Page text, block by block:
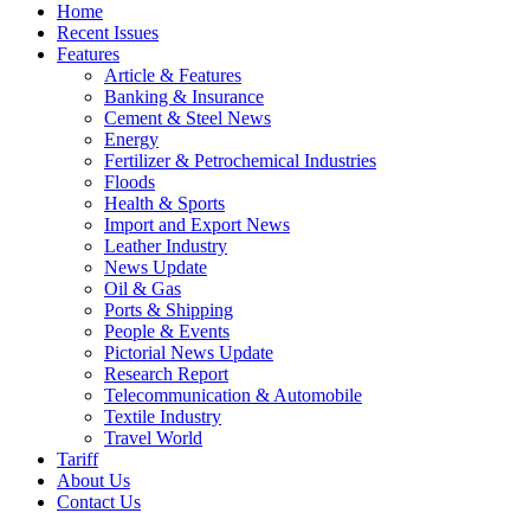
Home
Recent Issues
Features
Article & Features
Banking & Insurance
Cement & Steel News
Energy
Fertilizer & Petrochemical Industries
Floods
Health & Sports
Import and Export News
Leather Industry
News Update
Oil & Gas
Ports & Shipping
People & Events
Pictorial News Update
Research Report
Telecommunication & Automobile
Textile Industry
Travel World
Tariff
About Us
Contact Us